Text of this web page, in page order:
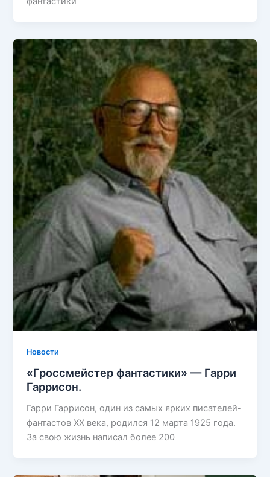
Новости
«Гроссмейстер фантастики» — Гарри
Гаррисон.
Гарри Гаррисон, один из самых ярких писателей-
фантастов XX века, родился 12 марта 1925 года.
За свою жизнь написал более 200